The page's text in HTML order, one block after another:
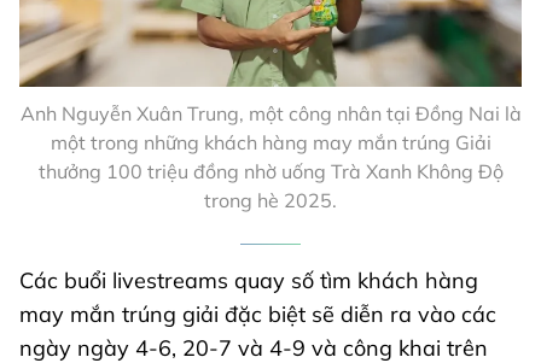
Anh Nguyễn Xuân Trung, một công nhân tại Đồng Nai là
một trong những khách hàng may mắn trúng Giải
thưởng 100 triệu đồng nhờ uống Trà Xanh Không Độ
trong hè 2025.
Các buổi livestreams quay số tìm khách hàng
may mắn trúng giải đặc biệt sẽ diễn ra vào các
ngày ngày 4-6, 20-7 và 4-9 và công khai trên